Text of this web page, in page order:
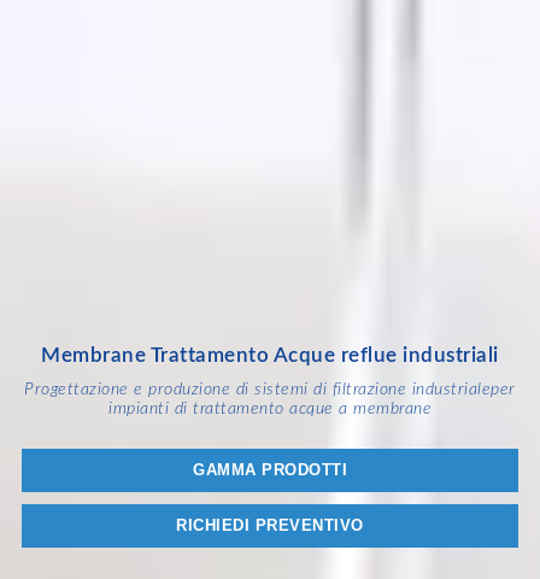
Membrane Trattamento Acque reflue industriali
Progettazione e produzione di sistemi di filtrazione industrialeper
impianti di trattamento acque a membrane
GAMMA PRODOTTI
RICHIEDI PREVENTIVO